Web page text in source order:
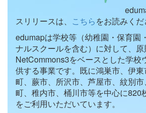
スリリースは、 こちらをお読みくだ
edumapは学校等（幼稚園・保育園
ナルスクールを含む）に対して、
NetCommons3をベースとした学校
供する事業です。既に鴻巣市、伊
町、蕨市、所沢市、芦屋市、紋別
町、稚内市、桶川市等を中心に820
をご利用いただいています。